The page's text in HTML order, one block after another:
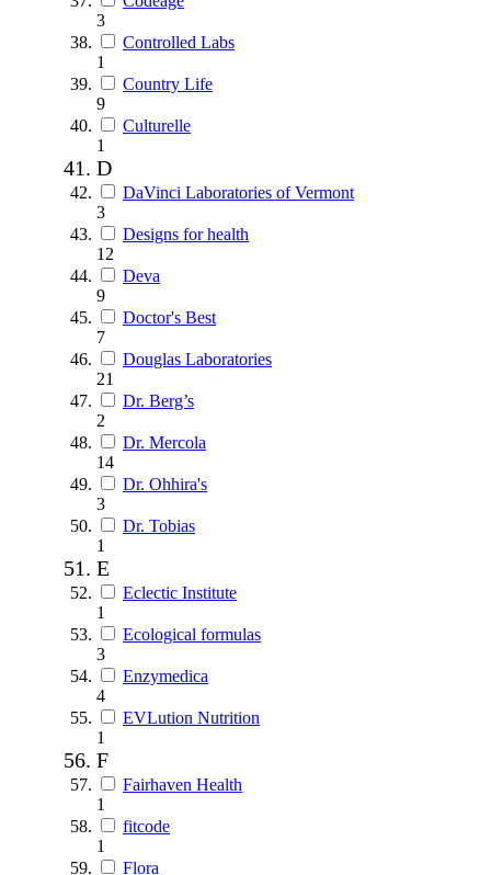
3
Controlled Labs
1
Country Life
9
Culturelle
1
D
DaVinci Laboratories of Vermont
3
Designs for health
12
Deva
9
Doctor's Best
7
Douglas Laboratories
21
Dr. Berg’s
2
Dr. Mercola
14
Dr. Ohhira's
3
Dr. Tobias
1
E
Eclectic Institute
1
Ecological formulas
3
Enzymedica
4
EVLution Nutrition
1
F
Fairhaven Health
1
fitcode
1
Flora